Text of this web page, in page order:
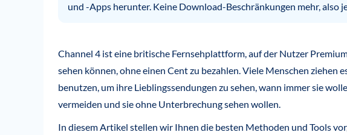
und -Apps herunter. Keine Download-Beschränkungen mehr, also
Channel 4 ist eine britische Fernsehplattform, auf der Nutzer
sehen können, ohne einen Cent zu bezahlen. Viele Menschen ziehen
benutzen, um ihre Lieblingssendungen zu sehen, wann immer sie
vermeiden und sie ohne Unterbrechung sehen wollen.
In diesem Artikel stellen wir Ihnen die besten Methoden und Tools